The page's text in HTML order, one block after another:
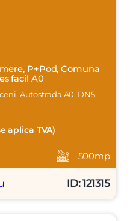
P+Pod, Comuna
facil A0
Autostrada A0, DN5,
aplica TVA)
500mp
ID: 121315